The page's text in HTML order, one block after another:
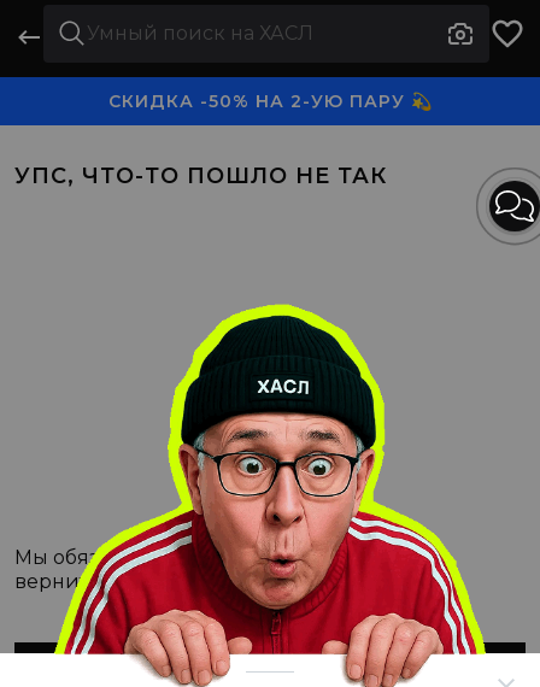
СКИДКА -50% НА 2-УЮ ПАРУ 💫
УПС, ЧТО-ТО ПОШЛО НЕ ТАК
Мы обязательно с этим разберёмся, а пока
вернитесь на Главную
ВЕРНУТЬСЯ НА ГЛАВНУЮ